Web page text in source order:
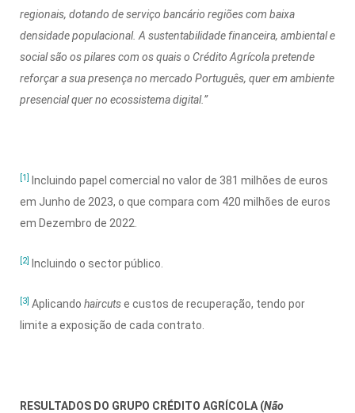
regionais, dotando de serviço bancário regiões com baixa
densidade populacional. A sustentabilidade financeira, ambiental e
social são os pilares com os quais o Crédito Agrícola pretende
reforçar a sua presença no mercado Português, quer em ambiente
presencial quer no ecossistema digital.”
[1]
Incluindo papel comercial no valor de 381 milhões de euros
em Junho de 2023, o que compara com 420 milhões de euros
em Dezembro de 2022.
[2] Incluindo o sector público.
[3] Aplicando haircutse custos de recuperação, tendo por
limite a exposição de cada contrato.
RESULTADOS DO GRUPO CRÉDITO AGRÍCOLA (Não